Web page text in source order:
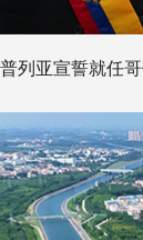
列亚宣誓就任